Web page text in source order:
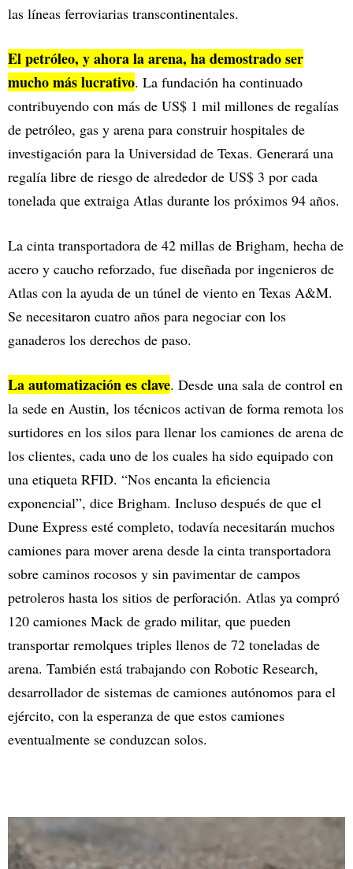
las líneas ferroviarias transcontinentales.
El petróleo, y ahora la arena, ha demostrado ser
mucho más lucrativo. La fundación ha continuado
contribuyendo con más de US$ 1 mil millones de regalías
de petróleo, gas y arena para construir hospitales de
investigación para la Universidad de Texas. Generará una
regalía libre de riesgo de alrededor de US$ 3 por cada
tonelada que extraiga Atlas durante los próximos 94 años.
La cinta transportadora de 42 millas de Brigham, hecha de
acero y caucho reforzado, fue diseñada por ingenieros de
Atlas con la ayuda de un túnel de viento en Texas A&M.
Se necesitaron cuatro años para negociar con los
ganaderos los derechos de paso.
La automatización es clave. Desde una sala de control en
la sede en Austin, los técnicos activan de forma remota los
surtidores en los silos para llenar los camiones de arena de
los clientes, cada uno de los cuales ha sido equipado con
una etiqueta RFID. “Nos encanta la eficiencia
exponencial”, dice Brigham. Incluso después de que el
Dune Express esté completo, todavía necesitarán muchos
camiones para mover arena desde la cinta transportadora
sobre caminos rocosos y sin pavimentar de campos
petroleros hasta los sitios de perforación. Atlas ya compró
120 camiones Mack de grado militar, que pueden
transportar remolques triples llenos de 72 toneladas de
arena. También está trabajando con Robotic Research,
desarrollador de sistemas de camiones autónomos para el
ejército, con la esperanza de que estos camiones
eventualmente se conduzcan solos.